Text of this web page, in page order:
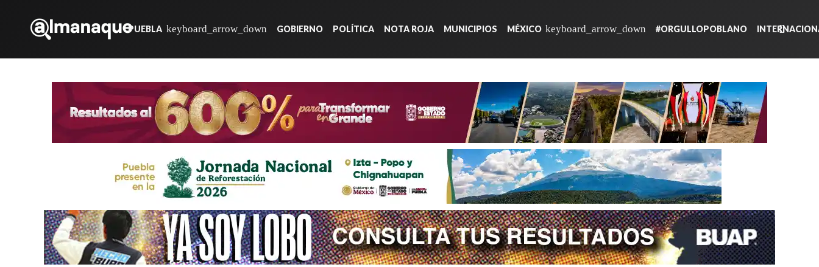
PUEBLA GOBIERNO POLÍTICA NOTA ROJA MUNICIPIOS MÉXICO #ORGULLOPOBLANO